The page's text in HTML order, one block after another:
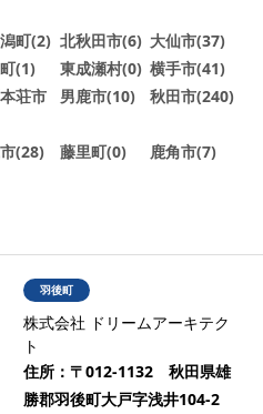
町(2) 北秋田市(6) 大仙市(37)
(1) 東成瀬村(0) 横手市(41)
荘市
男鹿市(10) 秋田市(240)
(28) 藤里町(0) 鹿角市(7)
羽後町
株式会社 ドリームアーキテク
ト
住所： 〒012-1132 秋田県雄
勝郡羽後町大戸字浅井104-2